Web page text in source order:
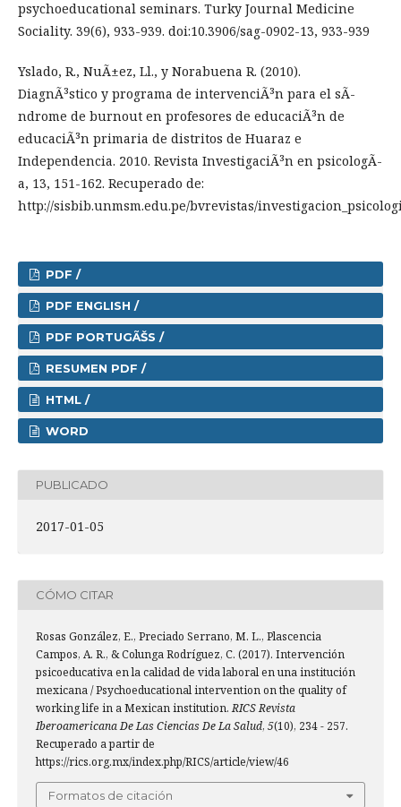
psychoeducational seminars. Turky Journal Medicine
Sociality. 39(6), 933-939. doi:10.3906/sag-0902-13, 933-939
Yslado, R., NuÃ±ez, Ll., y Norabuena R. (2010).
DiagnÃ³stico y programa de intervenciÃ³n para el sÃ­
ndrome de burnout en profesores de educaciÃ³n de
educaciÃ³n primaria de distritos de Huaraz e
Independencia. 2010. Revista InvestigaciÃ³n en psicologÃ­
a, 13, 151-162. Recuperado de:
http://sisbib.unmsm.edu.pe/bvrevistas/
PDF /
PDF ENGLISH /
PDF PORTUGÃŠS /
RESUMEN PDF /
HTML /
WORD
PUBLICADO
2017-01-05
CÓMO CITAR
Rosas González, E., Preciado Serrano, M. L., Plascencia
Campos, A. R., & Colunga Rodríguez, C. (2017). Intervención
psicoeducativa en la calidad de vida laboral en una institución
mexicana / Psychoeducational intervention on the quality of
working life in a Mexican institution.RICS Revista
Iberoamericana De Las Ciencias De La Salud, 5(10), 234 - 257.
Recuperado a partir de
https://rics.org.mx/index.php/RICS/article/view/46
Formatos de citación